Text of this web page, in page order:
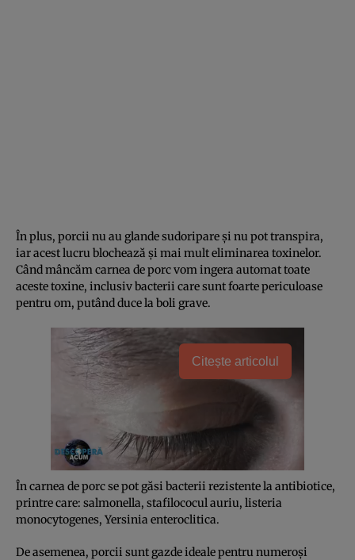
În plus, porcii nu au glande sudoripare şi nu pot transpira,
iar acest lucru blochează şi mai mult eliminarea toxinelor.
Când mâncăm carnea de porc vom ingera automat toate
aceste toxine, inclusiv bacterii care sunt foarte periculoase
pentru om, putând duce la boli grave.
Citește articolul
În carnea de porc se pot găsi bacterii rezistente la antibiotice,
printre care: salmonella, stafilococul auriu, listeria
monocytogenes, Yersinia enteroclitica.
De asemenea, porcii sunt gazde ideale pentru numeroşi